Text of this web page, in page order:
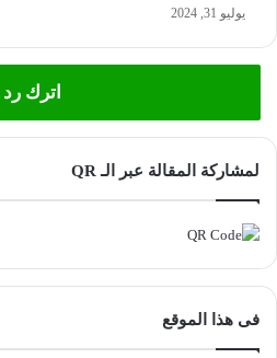
يوليو 31, 2024
اترك رد
لمشاركة المقالة عبر الـ QR
فى هذا الموقع